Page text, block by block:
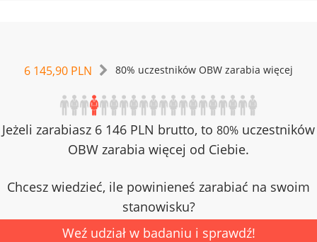
6 145,90 PLN 80% uczestników OBW zarabia więcej
Jeżeli zarabiasz 6 146 PLN brutto, to 80% uczestników
OBW zarabia więcej od Ciebie.
Chcesz wiedzieć, ile powinieneś zarabiać na swoim
stanowisku?
Weź udział w badaniu i sprawdź!